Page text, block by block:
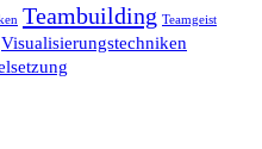
Teambuilding Teamgeist
Visualisierungstechniken